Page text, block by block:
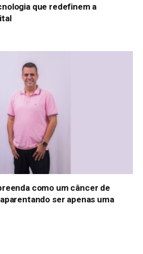
que redefinem a
como um câncer de
ser apenas uma